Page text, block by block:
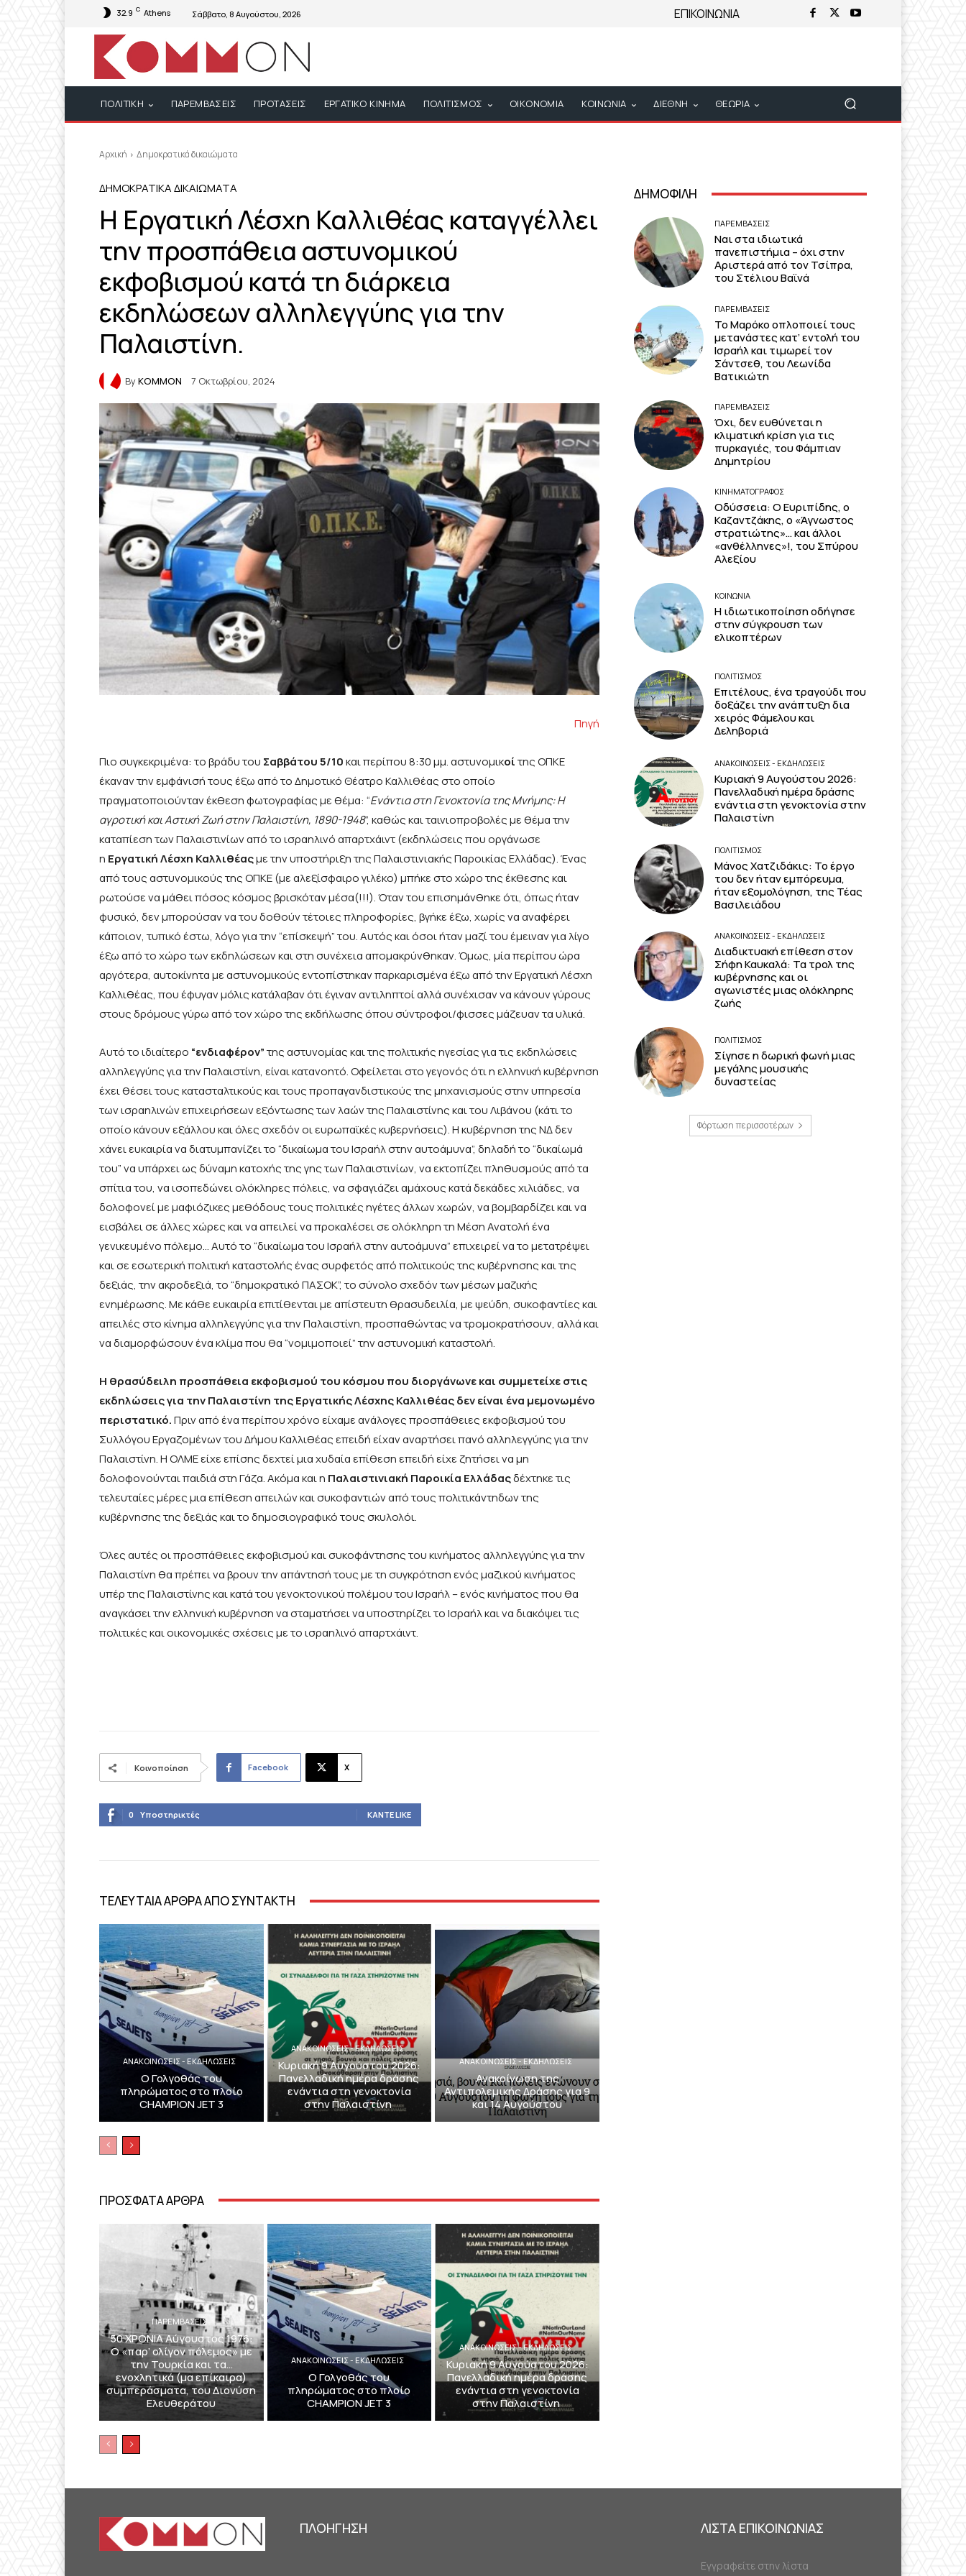
32.9 C Athens Σάββατο, 8 Αυγούστου, 2026 ΕΠΙΚΟΙΝΩΝΙΑ
ΠΟΛΙΤΙΚΗ ΠΑΡΕΜΒΑΣΕΙΣ ΠΡΟΤΑΣΕΙΣ ΕΡΓΑΤΙΚΟ ΚΙΝΗΜΑ ΠΟΛΙΤΙΣΜΟΣ ΟΙΚΟΝΟΜΙΑ ΚΟΙΝΩΝΙΑ ΔΙΕΘΝΗ ΘΕΩΡΙΑ
Αρχική Δημοκρατικά δικαιώματα
ΔΗΜΟΚΡΑΤΙΚΆ ΔΙΚΑΙΏΜΑΤΑ
Η Εργατική Λέσχη Καλλιθέας καταγγέλλει
την προσπάθεια αστυνομικού
εκφοβισμού κατά τη διάρκεια
εκδηλώσεων αλληλεγγύης για την
Παλαιστίνη.
ByKOMMON 7 Οκτωβρίου, 2024
Πηγή
Πιο συγκεκριμένα: το βράδυ του Σαββάτου 5/10και περίπου 8:30 μμ. αστυνομικοίτης ΟΠΚΕ
έκαναν την εμφάνισή τους έξω από το Δημοτικό Θέατρο Καλλιθέας στο οποίο
πραγματοποιούνταν έκθεση φωτογραφίας με θέμα: “Ενάντια στη Γενοκτονία της Μνήμης: Η
αγροτική και Αστική Ζωή στην Παλαιστίνη, 1890-1948”, καθώς και ταινιοπροβολές με θέμα την
καταπίεση των Παλαιστινίων από το ισραηλινό απαρτχάιντ (εκδηλώσεις που οργάνωσε
η Εργατική Λέσχη Καλλιθέαςμε την υποστήριξη της Παλαιστινιακής Παροικίας Ελλάδας). Ένας
από τους αστυνομικούς της ΟΠΚΕ (με αλεξίσφαιρο γιλέκο) μπήκε στο χώρο της έκθεσης και
ρωτούσε να μάθει πόσος κόσμος βρισκόταν μέσα(!!!). Όταν του επισημάνθηκε ότι, όπως ήταν
φυσικό, δεν μπορούσαν να του δοθούν τέτοιες πληροφορίες, βγήκε έξω, χωρίς να αναφέρει
κάποιον, τυπικό έστω, λόγο για την “επίσκεψή” του. Αυτός και όσοι ήταν μαζί του έμειναν για λίγο
έξω από το χώρο των εκδηλώσεων και στη συνέχεια απομακρύνθηκαν. Όμως, μία περίπου ώρα
αργότερα, αυτοκίνητα με αστυνομικούς εντοπίστηκαν παρκαρισμένα έξω από την Εργατική Λέσχη
Καλλιθέας, που έφυγαν μόλις κατάλαβαν ότι έγιναν αντιληπτοί αλλά συνέχισαν να κάνουν γύρους
στους δρόμους γύρω από τον χώρο της εκδήλωσης όπου σύντροφοι/φισσες μάζευαν τα υλικά.
Αυτό το ιδιαίτερο “ενδιαφέρον”της αστυνομίας και της πολιτικής ηγεσίας για τις εκδηλώσεις
αλληλεγγύης για την Παλαιστίνη, είναι κατανοητό. Οφείλεται στο γεγονός ότι η ελληνική κυβέρνηση
έχει θέσει τους κατασταλτικούς και τους προπαγανδιστικούς της μηχανισμούς στην υπηρεσία
των ισραηλινών επιχειρήσεων εξόντωσης των λαών της Παλαιστίνης και του Λιβάνου (κάτι το
οποίο κάνουν εξάλλου και όλες σχεδόν οι ευρωπαϊκές κυβερνήσεις). Η κυβέρνηση της ΝΔ δεν
χάνει ευκαιρία να διατυμπανίζει το “δικαίωμα του Ισραήλ στην αυτοάμυνα”, δηλαδή το “δικαίωμά
του” να υπάρχει ως δύναμη κατοχής της γης των Παλαιστινίων, να εκτοπίζει πληθυσμούς από τα
σπίτια του, να ισοπεδώνει ολόκληρες πόλεις, να σφαγιάζει αμάχους κατά δεκάδες χιλιάδες, να
δολοφονεί με μαφιόζικες μεθόδους τους πολιτικές ηγέτες άλλων χωρών, να βομβαρδίζει και να
εισβάλει σε άλλες χώρες και να απειλεί να προκαλέσει σε ολόκληρη τη Μέση Ανατολή ένα
γενικευμένο πόλεμο… Αυτό το “δικαίωμα του Ισραήλ στην αυτοάμυνα” επιχειρεί να το μετατρέψει
και σε εσωτερική πολιτική καταστολής ένας συρφετός από πολιτικούς της κυβέρνησης και της
δεξιάς, την ακροδεξιά, το “δημοκρατικό ΠΑΣΟΚ”, το σύνολο σχεδόν των μέσων μαζικής
ενημέρωσης. Με κάθε ευκαιρία επιτίθενται με απίστευτη θρασυδειλία, με ψεύδη, συκοφαντίες και
απειλές στο κίνημα αλληλεγγύης για την Παλαιστίνη, προσπαθώντας να τρομοκρατήσουν, αλλά και
να διαμορφώσουν ένα κλίμα που θα “νομιμοποιεί” την αστυνομική καταστολή.
Η θρασύδειλη προσπάθεια εκφοβισμού του κόσμου που διοργάνωνε και συμμετείχε στις
εκδηλώσεις για την Παλαιστίνη της Εργατικής Λέσχης Καλλιθέας δεν είναι ένα μεμονωμένο
περιστατικό.Πριν από ένα περίπου χρόνο είχαμε ανάλογες προσπάθειες εκφοβισμού του
Συλλόγου Εργαζομένων του Δήμου Καλλιθέας επειδή είχαν αναρτήσει πανό αλληλεγγύης για την
Παλαιστίνη. Η ΟΛΜΕ είχε επίσης δεχτεί μια χυδαία επίθεση επειδή είχε ζητήσει να μη
δολοφονούνται παιδιά στη Γάζα. Ακόμα και η Παλαιστινιακή Παροικία Ελλάδαςδέχτηκε τις
τελευταίες μέρες μια επίθεση απειλών και συκοφαντιών από τους πολιτικάντηδων της
κυβέρνησης της δεξιάς και το δημοσιογραφικό τους σκυλολόι.
Όλες αυτές οι προσπάθειες εκφοβισμού και συκοφάντησης του κινήματος αλληλεγγύης για την
Παλαιστίνη θα πρέπει να βρουν την απάντησή τους με τη συγκρότηση ενός μαζικού κινήματος
υπέρ της Παλαιστίνης και κατά του γενοκτονικού πολέμου του Ισραήλ – ενός κινήματος που θα
αναγκάσει την ελληνική κυβέρνηση να σταματήσει να υποστηρίζει το Ισραήλ και να διακόψει τις
πολιτικές και οικονομικές σχέσεις με το ισραηλινό απαρτχάιντ.
Κοινοποίηση Facebook X
0 Υποστηρικτές ΚΆΝΤΕ LIKE
ΤΕΛΕΥΤΑΙΑ ΑΡΘΡΑ ΑΠΟ ΣΥΝΤΑΚΤΗ
ΑΝΑΚΟΙΝΩΣΕΙΣ - ΕΚΔΗΛΩΣΕΙΣ
Ο Γολγοθάς του
πληρώματος στο πλοίο
CHAMPION JET 3
ΑΝΑΚΟΙΝΩΣΕΙΣ - ΕΚΔΗΛΩΣΕΙΣ
Κυριακή 9 Αυγούστου 2026:
Πανελλαδική ημέρα δράσης
ενάντια στη γενοκτονία
στην Παλαιστίνη
ΑΝΑΚΟΙΝΩΣΕΙΣ - ΕΚΔΗΛΩΣΕΙΣ
Ανακοίνωση της
Αντιπολεμικής Δράσης για 9
και 14 Αυγούστου
ΠΡΟΣΦΑΤΑ ΑΡΘΡΑ
ΠΑΡΕΜΒΑΣΕΙΣ
50 ΧΡΟΝΙΑ Αύγουστος 1976:
Ο «παρ’ ολίγον πόλεμος» με
την Τουρκία και τα…
ενοχλητικά (μα επίκαιρα)
συμπεράσματα, του Διονύση
Ελευθεράτου
ΑΝΑΚΟΙΝΩΣΕΙΣ - ΕΚΔΗΛΩΣΕΙΣ
Ο Γολγοθάς του
πληρώματος στο πλοίο
CHAMPION JET 3
ΑΝΑΚΟΙΝΩΣΕΙΣ - ΕΚΔΗΛΩΣΕΙΣ
Κυριακή 9 Αυγούστου 2026:
Πανελλαδική ημέρα δράσης
ενάντια στη γενοκτονία
στην Παλαιστίνη
ΔΗΜΟΦΙΛΗ
ΠΑΡΕΜΒΑΣΕΙΣ
Ναι στα ιδιωτικά
πανεπιστήμια – όχι στην
Αριστερά από τον Τσίπρα,
του Στέλιου Βαϊνά
ΠΑΡΕΜΒΑΣΕΙΣ
Το Μαρόκο οπλοποιεί τους
μετανάστες κατ’ εντολή του
Ισραήλ και τιμωρεί τον
Σάντσεθ, του Λεωνίδα
Βατικιώτη
ΠΑΡΕΜΒΑΣΕΙΣ
Όχι, δεν ευθύνεται η
κλιματική κρίση για τις
πυρκαγιές, του Φάμπιαν
Δημητρίου
ΚΙΝΗΜΑΤΟΓΡΆΦΟΣ
Οδύσσεια: Ο Ευριπίδης, ο
Καζαντζάκης, ο «Άγνωστος
στρατιώτης»… και άλλοι
«ανθέλληνες»!, του Σπύρου
Αλεξίου
ΚΟΙΝΩΝΙΑ
Η ιδιωτικοποίηση οδήγησε
στην σύγκρουση των
ελικοπτέρων
ΠΟΛΙΤΙΣΜΟΣ
Επιτέλους, ένα τραγούδι που
δοξάζει την ανάπτυξη δια
χειρός Φάμελου και
Δεληβοριά
ΑΝΑΚΟΙΝΩΣΕΙΣ - ΕΚΔΗΛΩΣΕΙΣ
Κυριακή 9 Αυγούστου 2026:
Πανελλαδική ημέρα δράσης
ενάντια στη γενοκτονία στην
Παλαιστίνη
ΠΟΛΙΤΙΣΜΟΣ
Μάνος Χατζιδάκις: Το έργο
του δεν ήταν εμπόρευμα,
ήταν εξομολόγηση, της Τέας
Βασιλειάδου
ΑΝΑΚΟΙΝΩΣΕΙΣ - ΕΚΔΗΛΩΣΕΙΣ
Διαδικτυακή επίθεση στον
Σήφη Καυκαλά: Τα τρολ της
κυβέρνησης και οι
αγωνιστές μιας ολόκληρης
ζωής
ΠΟΛΙΤΙΣΜΟΣ
Σίγησε η δωρική φωνή μιας
μεγάλης μουσικής
δυναστείας
Φόρτωση περισσοτέρων
ΠΛΟΗΓΗΣΗ ΛΙΣΤΑ ΕΠΙΚΟΙΝΩΝΙΑΣ
Εγγραφείτε στην λίστα